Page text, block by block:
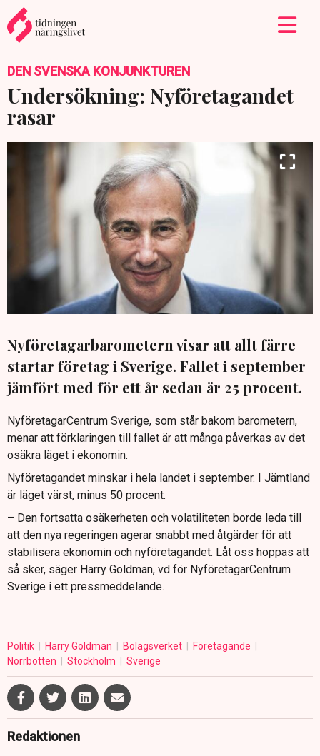
DEN SVENSKA KONJUNKTUREN
Undersökning: Nyföretagandet
rasar
Nyföretagarbarometern visar att allt färre
startar företag i Sverige. Fallet i september
jämfört med för ett år sedan är 25 procent.
NyföretagarCentrum Sverige, som står bakom barometern,
menar att förklaringen till fallet är att många påverkas av det
osäkra läget i ekonomin.
Nyföretagandet minskar i hela landet i september. I Jämtland
är läget värst, minus 50 procent.
– Den fortsatta osäkerheten och volatiliteten borde leda till
att den nya regeringen agerar snabbt med åtgärder för att
stabilisera ekonomin och nyföretagandet. Låt oss hoppas att
så sker, säger Harry Goldman, vd för NyföretagarCentrum
Sverige i ett pressmeddelande.
Politik Harry Goldman Bolagsverket
Företagande
Norrbotten
Stockholm Sverige
Redaktionen